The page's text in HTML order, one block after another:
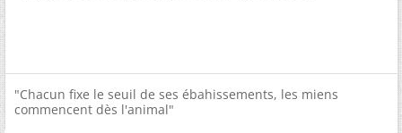
"Chacun fixe le seuil de ses ébahissements, les miens
commencent dès l'animal"